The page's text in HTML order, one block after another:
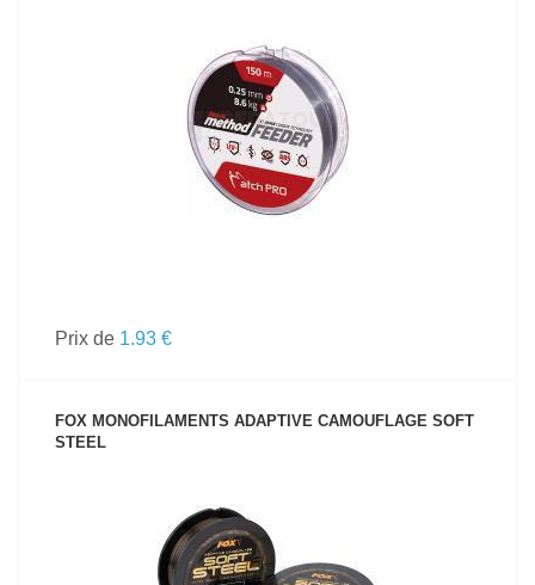
VOIR LE PRODUIT
Prix de 1.93 €
FOX MONOFILAMENTS ADAPTIVE CAMOUFLAGE SOFT
STEEL
VOIR LE PRODUIT